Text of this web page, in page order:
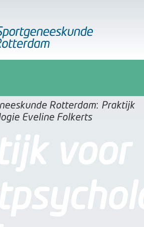
Rotterdam: Praktijk
Eveline Folkerts
voor